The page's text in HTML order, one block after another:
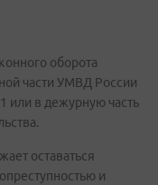
оборота
части УМВД России
или в дежурную часть
оставаться
и